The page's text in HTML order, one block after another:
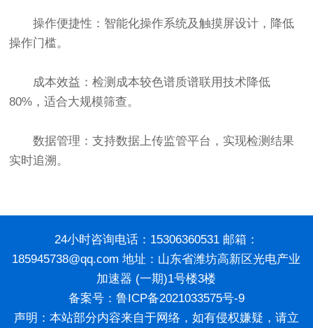
操作便捷性：智能化操作系统及触摸屏设计，降低
操作门槛。
成本效益：检测成本较色谱质谱联用技术降低
80%，适合大规模筛查。
数据管理：支持数据上传监管平台，实现检测结果
实时追溯。
24小时咨询电话：15306360531 邮箱：
185945738@qq.com 地址：山东省潍坊高新区光电产业
加速器 (一期)1号楼3楼
备案号： 鲁ICP备2021033575号-9
声明：本站部分内容来自于网络，如有侵权嫌疑，请立